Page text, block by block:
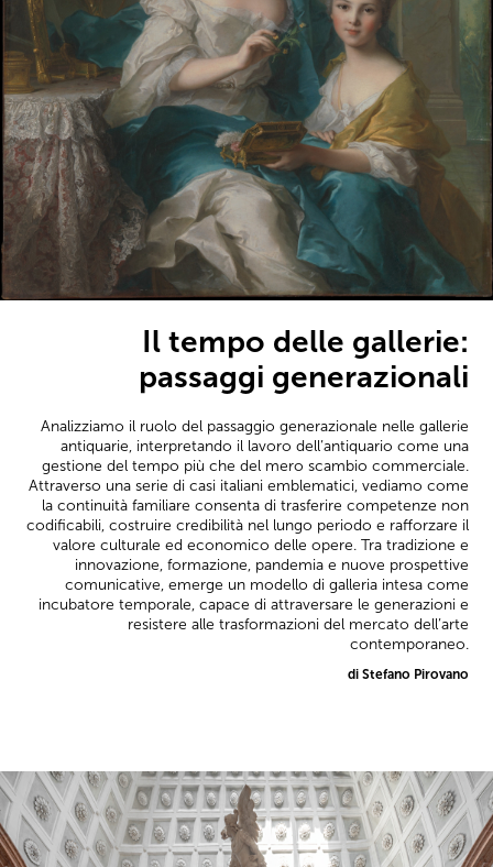
Il tempo delle gallerie:
passaggi generazionali
Analizziamo il ruolo del passaggio generazionale nelle gallerie
antiquarie, interpretando il lavoro dell’antiquario come una
gestione del tempo più che del mero scambio commerciale.
Attraverso una serie di casi italiani emblematici, vediamo come
la continuità familiare consenta di trasferire competenze non
codificabili, costruire credibilità nel lungo periodo e rafforzare il
valore culturale ed economico delle opere. Tra tradizione e
innovazione, formazione, pandemia e nuove prospettive
comunicative, emerge un modello di galleria intesa come
incubatore temporale, capace di attraversare le generazioni e
resistere alle trasformazioni del mercato dell’arte
contemporaneo.
di Stefano Pirovano